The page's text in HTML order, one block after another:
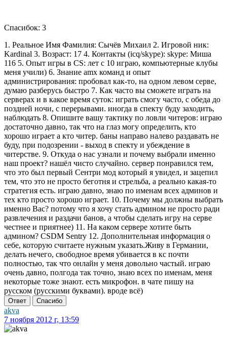
Спасибок: 3
1. Реальное Имя Фамилия: Сычёв Михаил 2. Игровой ник:
Kardinal 3. Возраст: 17 4. Контакты (icq/skype): skype: Миша
116 5. Опыт игры в CS: лет с 10 играю, компьютерные клубы
меня учили) 6. Знание amx команд и опыт
администрирования: пробовал как-то, на одном левом серве,
думаю разберусь быстро 7. Как часто вы сможете играть на
серверах и в какое время суток: играть смогу часто, с обеда до
поздней ночи, с перерывами. иногда в спекту буду заходить,
наблюдать 8. Опишите вашу тактику по ловли читеров: играю
достаточно давно, так что на глаз могу определить, кто
хорошо играет а кто читер. баны направо налево раздавать не
буду, при подозрении - выход в спекту и убеждение в
читерстве. 9. Откуда о нас узнали и почему выбрали именно
наш проект? нашёл чисто случайно. сервер понравился тем,
что это был первый Сентри мод который я увидел, и зацепил
тем, что это не просто беготня и стрельба, а реально какая-то
стратегия есть. играю давно, знаю по именам всех админов и
тех кто просто хорошо играет. 10. Почему мы должны выбрать
именно Вас? потому что я хочу стать админом не просто ради
развлечения и раздачи банов, а чтобы сделать игру на серве
честнее и приятнее) 11. На каком сервере хотите быть
админом? CSDM Sentry 12. Дополнительная информация о
себе, которую считаете нужным указать.Живу в Германии,
делать нечего, свободное время убивается в кс почти
полностью, так что онлайн у меня довольно частый. играю
очень давно, полгода так точно, знаю всех по именам, меня
некоторые тоже знают. есть микрофон. в чате пишу на
русском (русскими буквами). вроде всё)
Ответ Спасибо
akva
7 ноября 2012 г, 13:59